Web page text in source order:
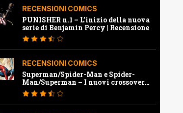
RECENSIONI COMICS
PUNISHER n.1 – L’inizio della nuova
serie di Benjamin Percy | Recensione
RECENSIONI COMICS
Superman/Spider-Man e Spider-
Man/Superman – I nuovi crossover
Marvel e Dc | Recensione